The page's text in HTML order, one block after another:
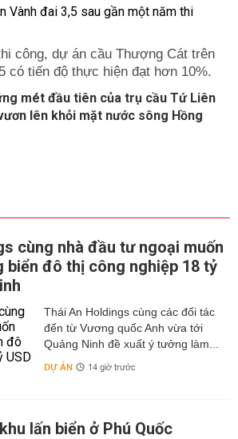
công, dự án cầu Thượng Cát trên
có tiến độ thực hiện đạt hơn 10%.
mét đầu tiên của trụ cầu Tứ Liên
lên khỏi mặt nước sông Hồng
cùng nhà đầu tư ngoại muốn
biển đô thị công nghiệp 18 tỷ
Thái An Holdings cùng các đối tác
đến từ Vương quốc Anh vừa tới
Quảng Ninh đề xuất ý tưởng làm...
DỰ ÁN 14 giờ trước
lấn biển ở Phú Quốc